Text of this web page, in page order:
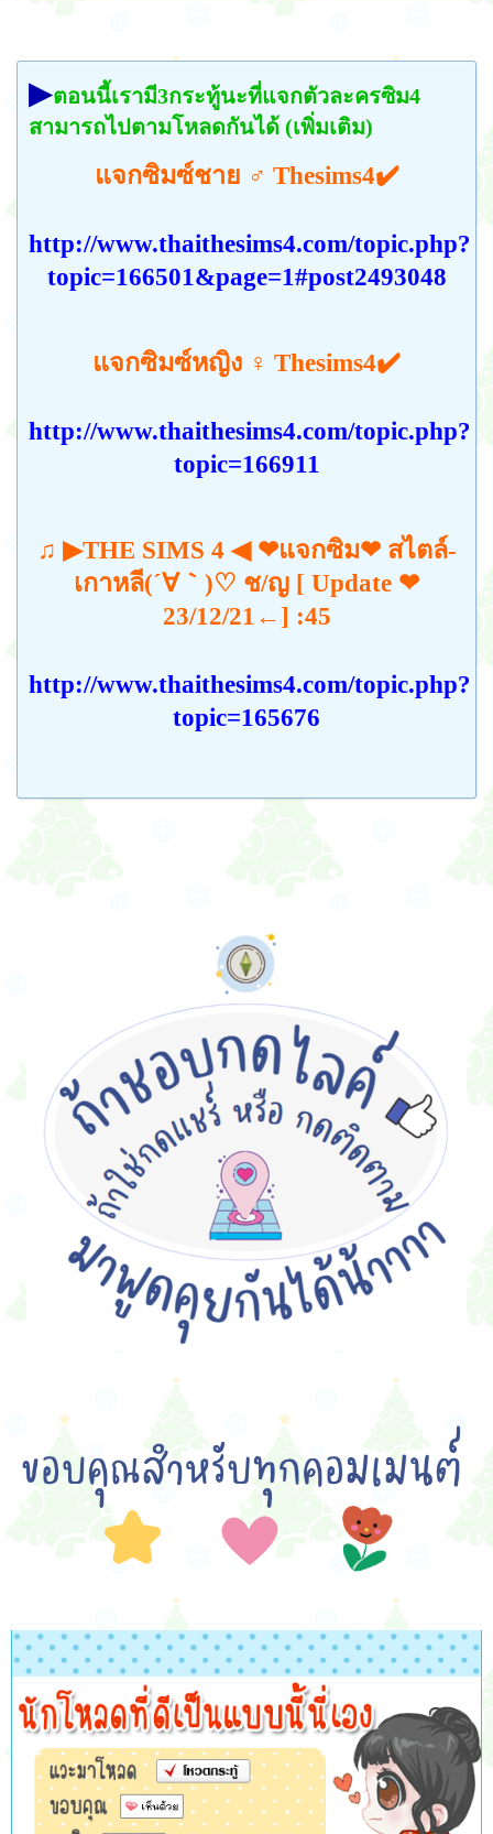
▶ตอนนี้เรามี3กระทู้นะที่แจกตัวละครซิม4
สามารถไปตามโหลดกันได้ (เพิ่มเติม)
แจกซิมซ์ชาย ♂️ Thesims4✔️
http://www.thaithesims4.com/topic.php?
topic=166501&page=1#post2493048
แจกซิมซ์หญิง ♀️ Thesims4✔️
http://www.thaithesims4.com/topic.php?
topic=166911
♫ ▶THE SIMS 4 ◀ ❤แจกซิม❤ สไตล์-
เกาหลี(´∀｀)♡ ช/ญ [ Update ❤
23/12/21←] :45
http://www.thaithesims4.com/topic.php?
topic=165676